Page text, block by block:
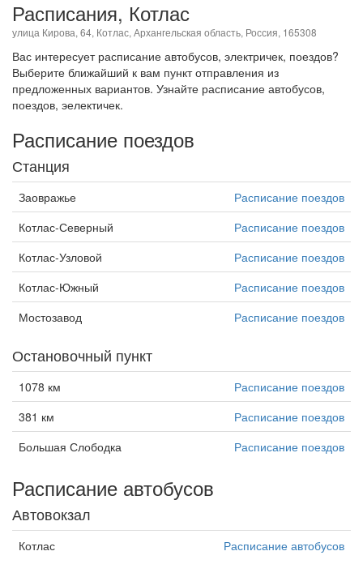
Расписания, Котлас
улица Кирова, 64, Котлас, Архангельская область, Россия, 165308
Вас интересует расписание автобусов, электричек, поездов?
Выберите ближайший к вам пункт отправления из
предложенных вариантов. Узнайте расписание автобусов,
поездов, эелектичек.
Расписание поездов
Станция
Заовражье
Расписание поездов
Котлас-Северный
Расписание поездов
Котлас-Узловой
Расписание поездов
Котлас-Южный
Расписание поездов
Мостозавод
Расписание поездов
Остановочный пункт
1078 км
Расписание поездов
381 км
Расписание поездов
Большая Слободка
Расписание поездов
Расписание автобусов
Автовокзал
Котлас Расписание автобусов